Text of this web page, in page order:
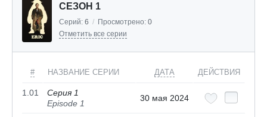
СЕЗОН 1
Серий: 6 / Просмотрено: 0
Отметить все серии
# НАЗВАНИЕ СЕРИИ ДАТА ДЕЙСТВИЯ
1.01
Серия 1
Episode 1
30 мая 2024